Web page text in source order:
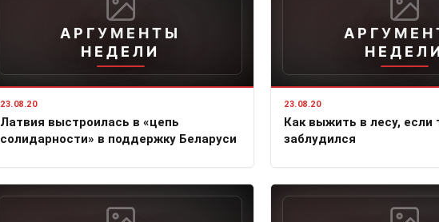
АРГУМЕНТЫ
НЕДЕЛИ
23.08.20
Латвия выстроилась в «цепь
солидарности» в поддержку Беларуси
НЕДЕЛИ
23.08.20
Как выжить в лесу, если
заблудился